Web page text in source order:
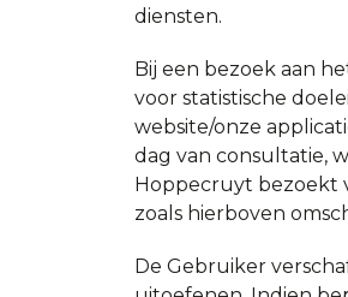
diensten.
Bij een bezoek aan
voor statistische
website/onze
dag van consultatie,
Hoppecruyt bezoekt
zoals hierboven
De Gebruiker